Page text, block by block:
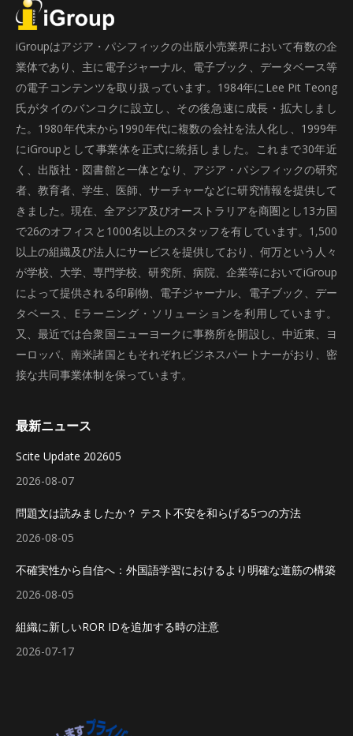
iGroupはアジア・パシフィックの出版小売業界において有数の企
業体であり、主に電子ジャーナル、電子ブック、データベース等
の電子コンテンツを取り扱っています。1984年にLee Pit Teong
氏がタイのバンコクに設立し、その後急速に成長・拡大しまし
た。1980年代末から1990年代に複数の会社を法人化し、1999年
にiGroupとして事業体を正式に統括しました。これまで30年近
く、出版社・図書館と一体となり、アジア・パシフィックの研究
者、教育者、学生、医師、サーチャーなどに研究情報を提供して
きました。現在、全アジア及びオーストラリアを商圏とし13カ国
で26のオフィスと1000名以上のスタッフを有しています。1,500
以上の組織及び法人にサービスを提供しており、何万という人々
が学校、大学、専門学校、研究所、病院、企業等においてiGroup
によって提供される印刷物、電子ジャーナル、電子ブック、デー
タベース、Eラーニング・ソリューションを利用しています。
又、最近では合衆国ニューヨークに事務所を開設し、中近東、ヨ
ーロッパ、南米諸国ともそれぞれビジネスパートナーがおり、密
接な共同事業体制を保っています。
最新ニュース
Scite Update 202605
2026-08-07
問題文は読みましたか？ テスト不安を和らげる5つの方法
2026-08-05
不確実性から自信へ：外国語学習におけるより明確な道筋の構築
2026-08-05
組織に新しいROR IDを追加する時の注意
2026-07-17